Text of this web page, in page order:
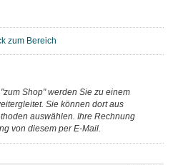
zum Bereich
Shop" werden Sie zu einem
Sie können dort aus
auswählen. Ihre Rechnung
von diesem per E-Mail.